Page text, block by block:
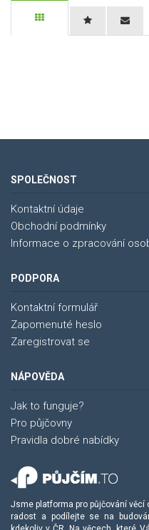
SPOLEČNOST
Kontaktní údaje
Obchodní podmínky
Informace o zpracování
PODPORA
Kontaktní formulář
Zapomenuté heslo
Zaregistrovat se
NÁPOVĚDA
Jak to funguje?
Pro půjčovny
Pravidla dobré nabídky
Jsme platforma pro půjčování věcí
radost a podílejte se na